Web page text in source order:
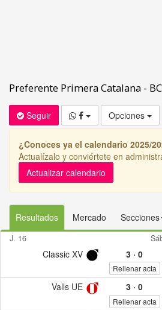
Preferente Primera Catalana -
Seguir Opciones
¿Conoces ya el calendario 2025/
Actualízalo y conviértete en
Actualizar calendario
Resultados Mercado Secciones
J. 16
Classic XV 3· 0
Rellenar acta
Valls UE 3· 0
Rellenar acta